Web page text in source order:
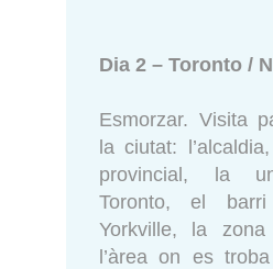
Dia 2 – Toronto /
Esmorzar. Visita
la ciutat:
provincial, la
Toronto, el
Yorkville, la
l’àrea on es